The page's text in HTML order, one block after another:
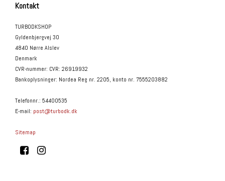
Kontakt
TURBODKSHOP
Gyldenbjergvej 30
4840 Nørre Alslev
Denmark
CVR-nummer: CVR: 26919932
Bankoplysninger: Nordea Reg nr. 2205, konto nr. 7555203882
Telefonnr.: 54400535
E-mail: post@turbodk.dk
Sitemap